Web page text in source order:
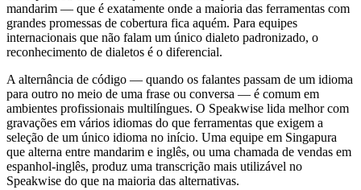
mandarim — que é exatamente onde a maioria das ferramentas com
grandes promessas de cobertura fica aquém. Para equipes
internacionais que não falam um único dialeto padronizado, o
reconhecimento de dialetos é o diferencial.
A alternância de código — quando os falantes passam de um idioma
para outro no meio de uma frase ou conversa — é comum em
ambientes profissionais multilíngues. O Speakwise lida melhor com
gravações em vários idiomas do que ferramentas que exigem a
seleção de um único idioma no início. Uma equipe em Singapura
que alterna entre mandarim e inglês, ou uma chamada de vendas em
espanhol-inglês, produz uma transcrição mais utilizável no
Speakwise do que na maioria das alternativas.